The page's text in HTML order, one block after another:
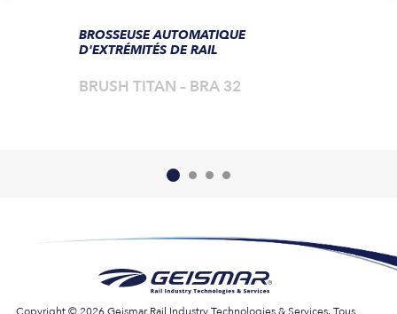
BROSSEUSE AUTOMATIQUE
D'EXTRÉMITÉS DE RAIL
BRUSH TITAN – BRA 32